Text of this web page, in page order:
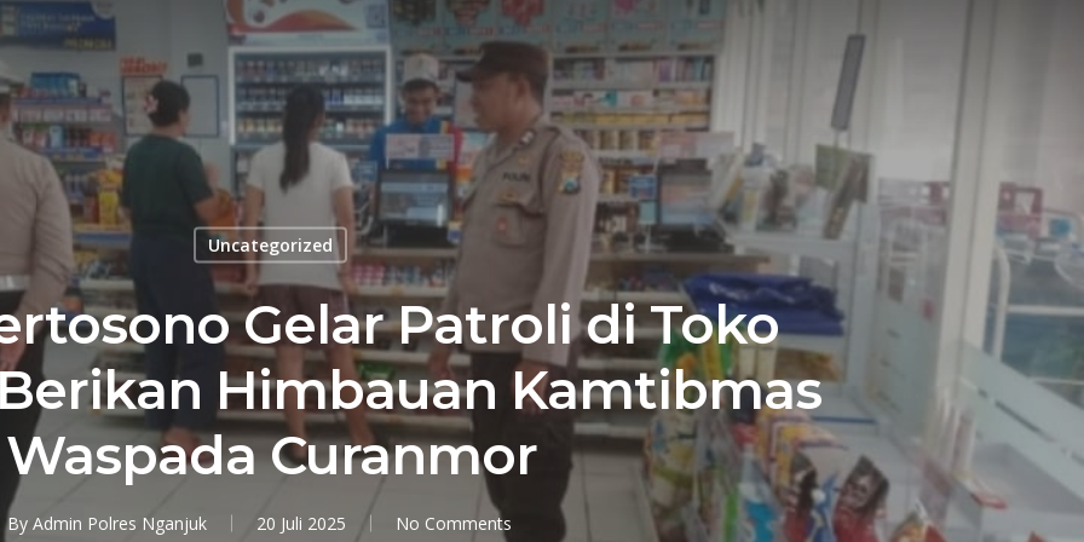
Uncategorized
Gelar Patroli di Toko
Himbauan Kamtibmas
Waspada Curanmor
By Admin Polres Nganjuk 20 Juli 2025 No Comments